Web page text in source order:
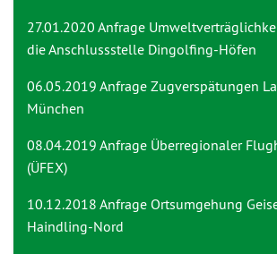
27.01.2020 Anfrage
die Anschlussstelle Dingolfing-Höfen
06.05.2019 Anfrage Zugverspätungen
München
08.04.2019 Anfrage Überregionaler
(ÜFEX)
10.12.2018 Anfrage Ortsumgehung
Haindling-Nord